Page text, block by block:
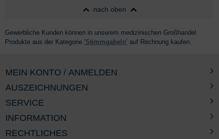
nach oben
Gewerbliche Kunden können in unserem medizinischen Großhandel
Produkte aus der Kategorie 'Stimmgabeln' auf Rechnung kaufen.
AUSZEICHNUNGEN
SERVICE
INFORMATION
RECHTLICHES
MEIN KONTO / ANMELDEN